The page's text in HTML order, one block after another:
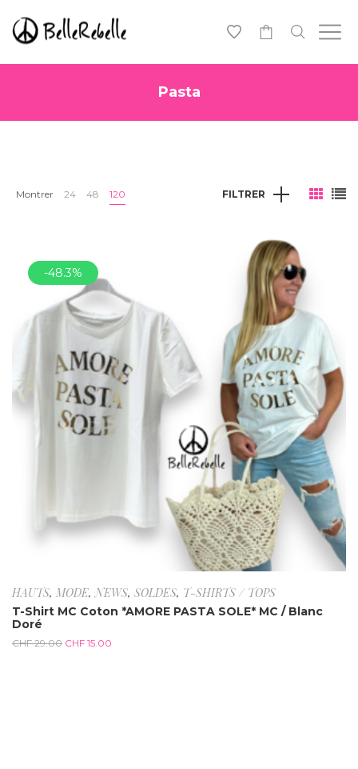
Pasta
Montrer 24 48 120 FILTRER
-48.3%
HAUTS, MODE,NEWS, SOLDES, T-SHIRTS / TOPS
T-Shirt MC Coton *AMORE PASTA SOLE* MC / Blanc
Doré
CHF29.00 CHF 15.00